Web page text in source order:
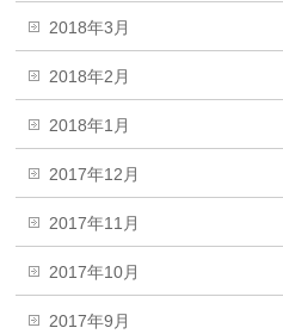
2018年3月
2018年2月
2018年1月
2017年12月
2017年11月
2017年10月
2017年9月